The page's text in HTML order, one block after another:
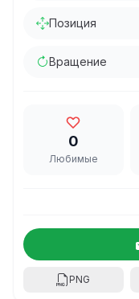
Позиция
Вращение
0
Любимые
PNG